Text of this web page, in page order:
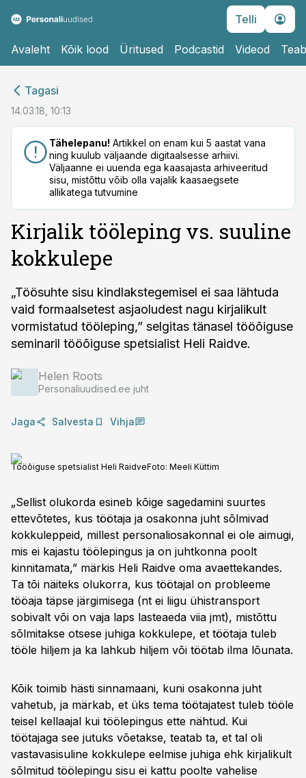
Telli
Avaleht Kõik lood Üritused Podcastid Videod
Tagasi
14.03.18, 10:13
Tähelepanu! Artikkel on enam kui 5 aastat vana
ning kuulub väljaande digitaalsesse arhiivi.
Väljaanne ei uuenda ega kaasajasta arhiveeritud
sisu, mistõttu võib olla vajalik kaasaegsete
allikatega tutvumine
Kirjalik tööleping vs. suuline
kokkulepe
„Töösuhte sisu kindlakstegemisel ei saa lähtuda
vaid formaalsetest asjaoludest nagu kirjalikult
vormistatud tööleping,” selgitas tänasel tööõiguse
seminaril tööõiguse spetsialist Heli Raidve.
Helen Roots
Personaliuudised.ee juht
Jaga Salvesta Vihja
Tööõiguse spetsialist Heli RaidveFoto: Meeli Küttim
„Sellist olukorda esineb kõige sagedamini suurtes
ettevõtetes, kus töötaja ja osakonna juht sõlmivad
kokkuleppeid, millest personaliosakonnal ei ole aimugi,
mis ei kajastu töölepingus ja on juhtkonna poolt
kinnitamata,” märkis Heli Raidve oma avaettekandes.
Ta tõi näiteks olukorra, kus töötajal on probleeme
tööaja täpse järgimisega (nt ei liigu ühistransport
sobivalt või on vaja laps lasteaeda viia jmt), mistõttu
sõlmitakse otsese juhiga kokkulepe, et töötaja tuleb
tööle hiljem ja ka lahkub hiljem või töötab ilma lõunata.
Kõik toimib hästi sinnamaani, kuni osakonna juht
vahetub, ja märkab, et üks tema töötajatest tuleb tööle
teisel kellaajal kui töölepingus ette nähtud. Kui
töötajaga see jutuks võetakse, teatab ta, et tal oli
vastavasisuline kokkulepe eelmise juhiga ehk kirjalikult
sõlmitud töölepingu sisu ei kattu poolte vahelise